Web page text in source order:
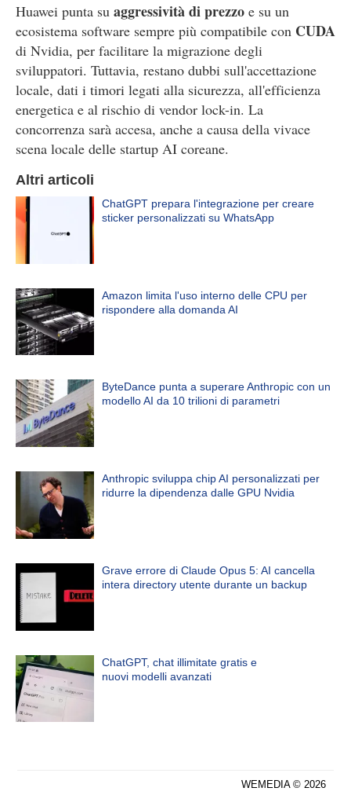
Huawei punta su aggressività di prezzo e su un
ecosistema software sempre più compatibile con CUDA
di Nvidia, per facilitare la migrazione degli
sviluppatori. Tuttavia, restano dubbi sull'accettazione
locale, dati i timori legati alla sicurezza, all'efficienza
energetica e al rischio di vendor lock-in. La
concorrenza sarà accesa, anche a causa della vivace
scena locale delle startup AI coreane.
Altri articoli
ChatGPT prepara l'integrazione per creare
sticker personalizzati su WhatsApp
Amazon limita l'uso interno delle CPU per
rispondere alla domanda AI
ByteDance punta a superare Anthropic con un
modello AI da 10 trilioni di parametri
Anthropic sviluppa chip AI personalizzati per
ridurre la dipendenza dalle GPU Nvidia
Grave errore di Claude Opus 5: AI cancella
intera directory utente durante un backup
ChatGPT, chat illimitate gratis e
nuovi modelli avanzati
WEMEDIA © 2026